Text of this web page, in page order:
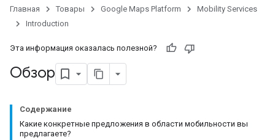
Главная Товары Google Maps Platform
Mobility Services
Introduction
Эта информация оказалась полезной?
Обзор
Содержание
Какие конкретные предложения в области мобильности вы
предлагаете?